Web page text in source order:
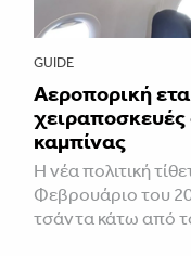
GUIDE
Αεροπορική
χειραποσκευές
καμπίνας
Η νέα πολιτική
Φεβρουάριο του
τσάντα κάτω από